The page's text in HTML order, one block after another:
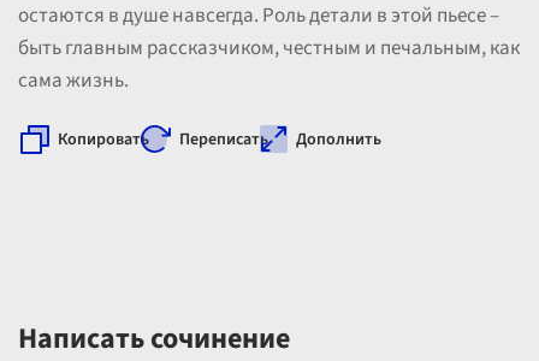
остаются в душе навсегда. Роль детали в этой пьесе –
быть главным рассказчиком, честным и печальным, как
сама жизнь.
Копировать Переписать Дополнить
Написать сочинение